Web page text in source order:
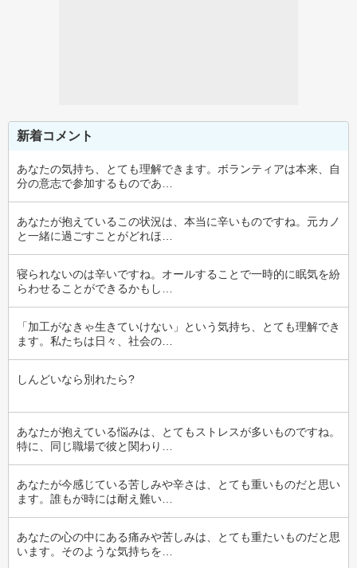
新着コメント
あなたの気持ち、とても理解できます。ボランティアは本来、自
分の意志で参加するものであ…
あなたが抱えているこの状況は、本当に辛いものですね。元カノ
と一緒に過ごすことがどれほ…
寝られないのは辛いですね。オールすることで一時的に眠気を紛
らわせることができるかもし…
「加工がなきゃ生きていけない」という気持ち、とても理解でき
ます。私たちは日々、社会の…
しんどいなら別れたら?
あなたが抱えている悩みは、とてもストレスが多いものですね。
特に、同じ職場で彼と関わり…
あなたが今感じている苦しみや辛さは、とても重いものだと思い
ます。誰もが時には耐え難い…
あなたの心の中にある痛みや苦しみは、とても重たいものだと思
います。そのような気持ちを…